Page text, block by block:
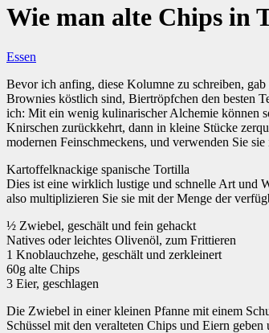
Wie man alte Chips in
Essen
Bevor ich anfing, diese Kolumne zu schreiben,
Brownies köstlich sind, Biertröpfchen den besten
ich: Mit ein wenig kulinarischer Alchemie können
Knirschen zurückkehrt, dann in kleine Stücke
modernen Feinschmeckens, und verwenden Sie
Kartoffelknackige spanische Tortilla
Dies ist eine wirklich lustige und schnelle Art und
also multiplizieren Sie sie mit der Menge der
½ Zwiebel, geschält und fein gehackt
Natives oder leichtes Olivenöl, zum Frittieren
1 Knoblauchzehe, geschält und zerkleinert
60g alte Chips
3 Eier, geschlagen
Die Zwiebel in einer kleinen Pfanne mit einem
Schüssel mit den veralteten Chips und Eiern geben